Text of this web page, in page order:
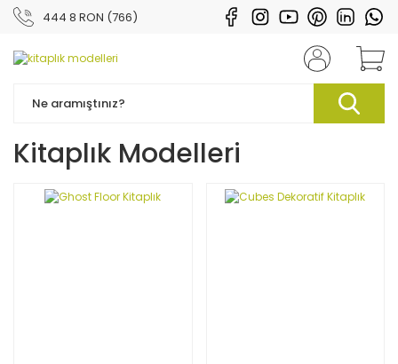
444 8 RON (766)
Kitaplık Modelleri